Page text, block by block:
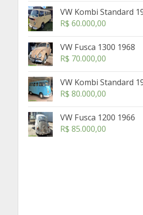
VW Kombi Standard
R$ 60.000,00
VW Fusca 1300 1968
R$ 70.000,00
VW Kombi Standard
R$ 80.000,00
VW Fusca 1200 1966
R$ 85.000,00